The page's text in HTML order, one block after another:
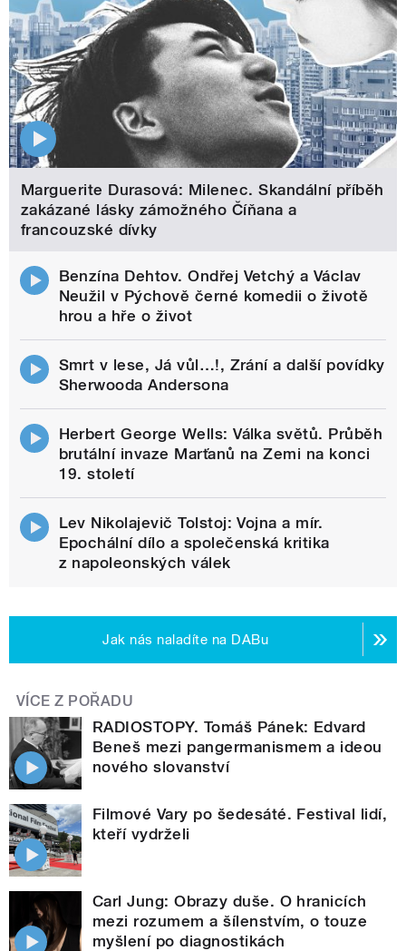
Marguerite Durasová: Milenec. Skandální příběh
zakázané lásky zámožného Číňana a
francouzské dívky
Benzína Dehtov. Ondřej Vetchý a Václav
Neužil v Pýchově černé komedii o životě
hrou a hře o život
Smrt v lese, Já vůl…!, Zrání a další povídky
Sherwooda Andersona
Herbert George Wells: Válka světů. Průběh
brutální invaze Marťanů na Zemi na konci
19. století
Lev Nikolajevič Tolstoj: Vojna a mír.
Epochální dílo a společenská kritika
z napoleonských válek
Jak nás naladíte na DABu
VÍCE Z POŘADU
RADIOSTOPY. Tomáš Pánek: Edvard
Beneš mezi pangermanismem a ideou
nového slovanství
Filmové Vary po šedesáté. Festival lidí,
kteří vydrželi
Carl Jung: Obrazy duše. O hranicích
mezi rozumem a šílenstvím, o touze
myšlení po diagnostikách